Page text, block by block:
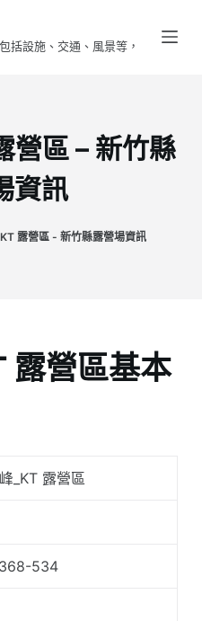
括設施、交通、風景等，
營區 – 新竹縣
資訊
露營區 - 新竹縣露營場資訊
露營區基本
_KT 露營區
534